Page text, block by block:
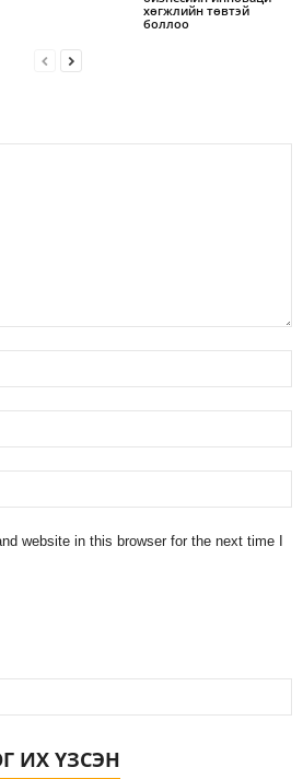
хөгжлийн төвтэй
боллоо
website in this browser for the next time I
ИХ ҮЗСЭН